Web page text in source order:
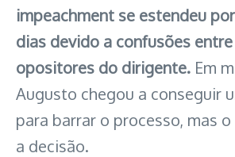
impeachment se estendeu
dias devido a confusões
opositores do dirigente. Em
Augusto chegou a conseguir
para barrar o processo, mas
a decisão.